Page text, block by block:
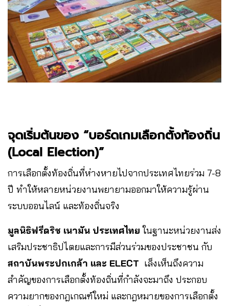
จุดเริ่มต้นของ “บอร์ดเกมเลือกตั้งท้องถิ่น
(Local Election)”
การเลือกตั้งท้องถิ่นที่ห่างหายไปจากประเทศไทยร่วม 7-8
ปี ทำให้หลายหน่วยงานพยายามออกมาให้ความรู้ผ่าน
ระบบออนไลน์ และท้องถิ่นจริง
มูลนิธิฟรีดริช เนามัน ประเทศไทย ในฐานะหน่วยงานส่ง
เสริมประชาธิปไตยและการมีส่วนร่วมของประชาชน กับ
สถาบันพระปกเกล้า และ ELECT เล็งเห็นถึงความ
สำคัญของการเลือกตั้งท้องถิ่นที่กำลังจะมาถึง ประกอบ
ความยากของกฎเกณฑ์ใหม่ และกฎหมายของการเลือกตั้ง